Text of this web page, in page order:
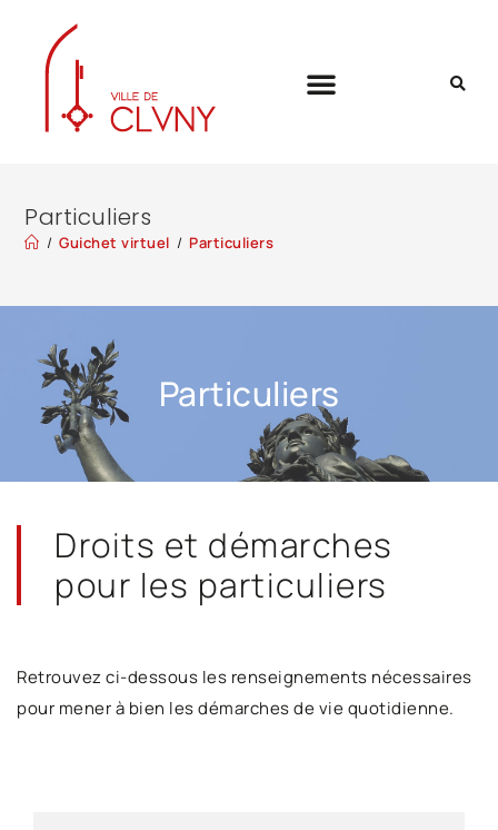
Particuliers
/ Guichet virtuel / Particuliers
Particuliers
Droits et démarches
pour les particuliers
Retrouvez ci-dessous les renseignements nécessaires
pour mener à bien les démarches de vie quotidienne.